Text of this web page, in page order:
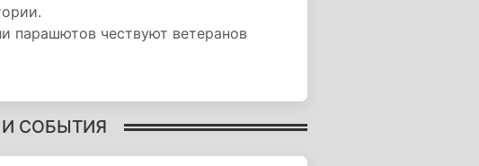
парашютов чествуют ветеранов
СОБЫТИЯ